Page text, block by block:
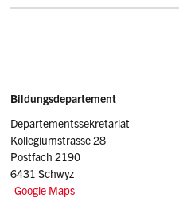
Sidebar
Adresse
Bildungsdepartement
Departementssekretariat
Kollegiumstrasse 28
Postfach 2190
6431 Schwyz
Google Maps